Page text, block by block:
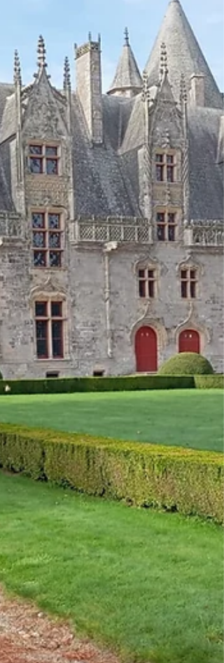
spectaculaire, mêlant émotion et
émerveillement. L’expérience s’est
par une visite guidée de La Roche-Bernard à
la tombée de l